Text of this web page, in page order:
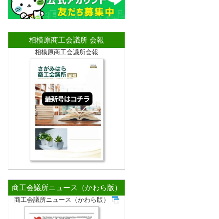
相模原商工会議所 会報
相模原商工会議所会報
商工会議所ニュース（かわら版）
商工会議所ニュース（かわら版）